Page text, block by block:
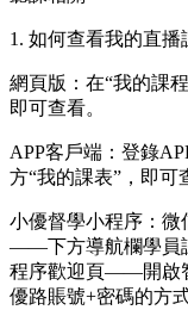
1. 如何查看我的直播
網頁版：在“我的課
即可查看。
APP客戶端：登錄
方“我的課表”，即可
小優督學小程序：微
——下方導航欄學員
程序歡迎頁——開啟
優路賬號+密碼的方